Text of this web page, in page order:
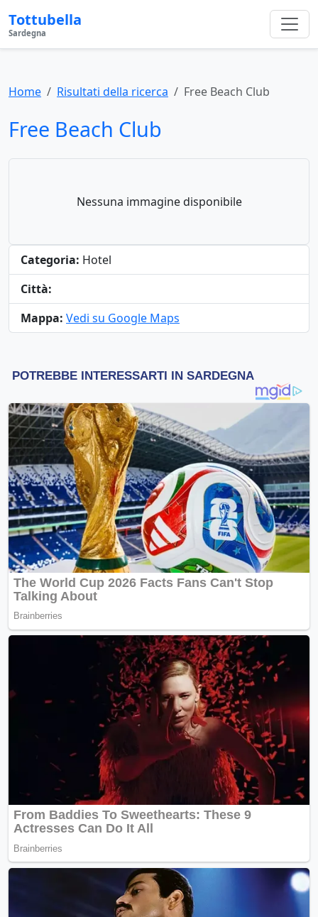
Tottubella
Sardegna
Home Risultati della ricerca Free Beach Club
Free Beach Club
Nessuna immagine disponibile
Categoria: Hotel
Città:
Mappa: Vedi su Google Maps